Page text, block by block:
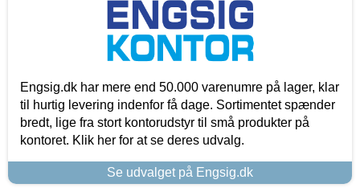
Engsig.dk har mere end 50.000 varenumre på lager, klar
til hurtig levering indenfor få dage. Sortimentet spænder
bredt, lige fra stort kontorudstyr til små produkter på
kontoret. Klik her for at se deres udvalg.
Se udvalget på Engsig.dk